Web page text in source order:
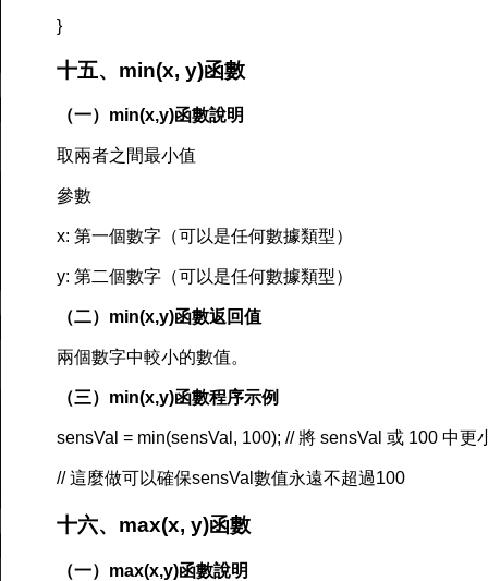
}
十五、min(x, y)函數
（一）min(x,y)函數說明
取兩者之間最小值
參數
x: 第一個數字（可以是任何數據類型）
y: 第二個數字（可以是任何數據類型）
（二）min(x,y)函數返回值
兩個數字中較小的數值。
（三）min(x,y)函數程序示例
sensVal = min(sensVal, 100); // 將 sensVal 或 100 中更
// 這麼做可以確保sensVal數值永遠不超過100
十六、max(x, y)函數
（一）max(x,y)函數說明